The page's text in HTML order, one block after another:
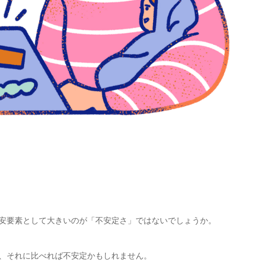
要素として大きいのが「不安定さ」ではないでしょうか。
れに比べれば不安定かもしれません。